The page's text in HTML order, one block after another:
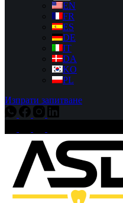
EN
FR
ES
DE
IT
DA
KO
PL
Изпрати запитване